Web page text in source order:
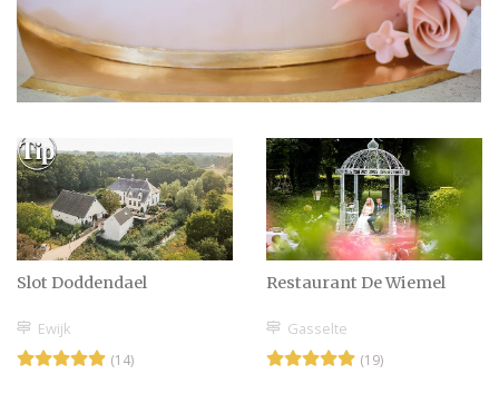
Slot Doddendael
Ewijk
(14)
Restaurant De Wiemel
Gasselte
(19)